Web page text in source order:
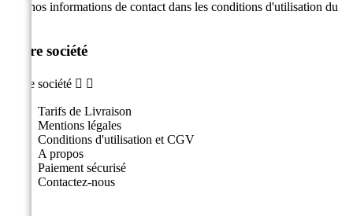
cela nos informations de contact dans les conditions d'utilisation du
Notre société
Notre société  
Tarifs de Livraison
Mentions légales
Conditions d'utilisation et CGV
A propos
Paiement sécurisé
Contactez-nous